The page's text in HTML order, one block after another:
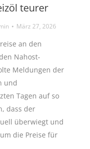
teurer
März 27, 2026
an den
Nahost-
Meldungen der
und
Tagen auf so
dass der
überwiegt und
die Preise für